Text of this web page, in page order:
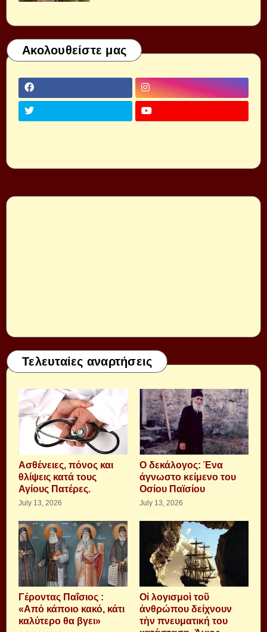
Ακολουθείστε μας
Τελευταίες αναρτήσεις
Aσθένειες, πόνος και
θλίψεις κατά τους
Αγίους Πατέρες.
July 13, 2026
Ο δεκάλογος: Ένα
άγνωστο κείμενο του
Οσίου Παϊσίου
July 13, 2026
Γέροντας Παΐσιος :
«Από κάποιο κακό, κάτι
καλύτερο θα βγει»
Οἱ λογισμοὶ τοῦ
ἀνθρώπου δείχνουν
τὴν πνευματική του